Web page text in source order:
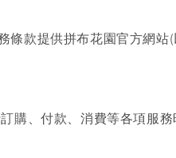
條款提供拼布花園官方網
購、付款、消費等各項服